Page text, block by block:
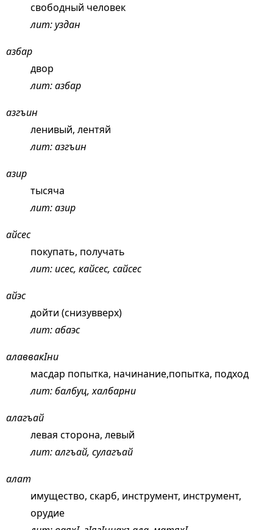
свободный человек
лит: уздан
азбар
двор
лит: азбар
азгъин
ленивый, лентяй
лит: азгъин
азир
тысяча
лит: азир
айсес
покупать, получать
лит: исес, кайсес, сайсес
айэс
дойти (снизувверх)
лит: абаэс
алаввакIни
масдар попытка, начинание,попытка, подход
лит: балбуц, халбарни
алагъай
левая сторона, левый
лит: алгъай, сулагъай
алат
имущество, скарб, инструмент, инструмент,
орудие